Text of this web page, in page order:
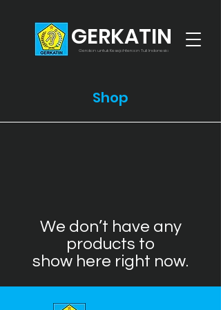
GERKATIN
Gerakan untuk Kesejahteraan Tuli Indonesia
Shop
We don’t have any
products to
show here right now.